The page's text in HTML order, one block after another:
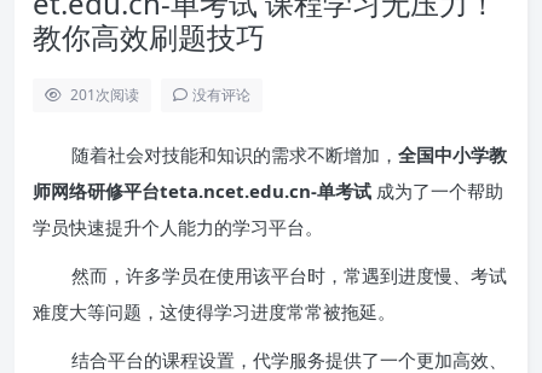
教你高效刷题技巧
201次阅读 没有评论
随着社会对技能和知识的需求不断增加， 全国中小学教
师网络研修平台teta.ncet.edu.cn-单考试 成为了一个帮助
学员快速提升个人能力的学习平台。
然而，许多学员在使用该平台时，常遇到进度慢、考试
难度大等问题，这使得学习进度常常被拖延。
结合平台的课程设置，代学服务提供了一个更加高效、